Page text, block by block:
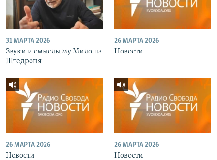
31 МАРТА 2026
Звуки и смыслы му Милоша
Штедроня
26 МАРТА 2026
Новости
26 МАРТА 2026
Новости
26 МАРТА 2026
Новости